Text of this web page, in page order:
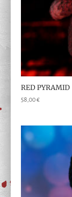
RED PYRAMID
58,00€